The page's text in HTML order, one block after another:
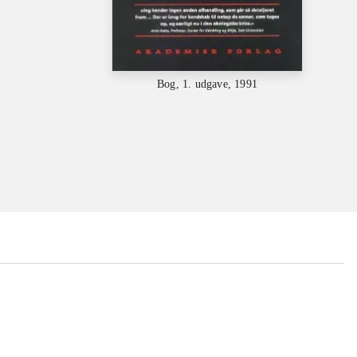
Bog, 1. udgave, 1991